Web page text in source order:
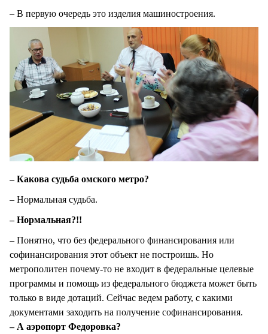
– В первую очередь это изделия машиностроения.
– Какова судьба омского метро?
– Нормальная судьба.
– Нормальная?!!
– Понятно, что без федерального финансирования или
софинансирования этот объект не построишь. Но
метрополитен почему-то не входит в федеральные целевые
программы и помощь из федерального бюджета может быть
только в виде дотаций. Сейчас ведем работу, с какими
документами заходить на получение софинансирования.
– А аэропорт Федоровка?